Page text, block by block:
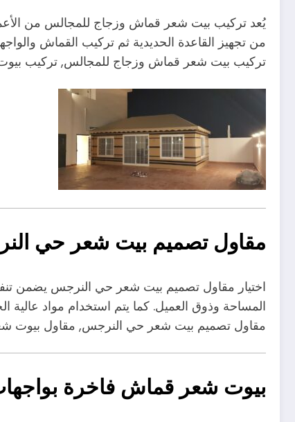
يُعد تركيب بيت شعر قماش وزجاج للمجالس من
من تجهيز القاعدة الحديدية ثم تركيب القماش
تركيب بيت شعر قماش وزجاج للمجالس, تركيب
مقاول تصميم بيت شعر حي
اختيار مقاول تصميم بيت شعر حي النرجس يضمن
المساحة وذوق العميل. كما يتم استخدام مواد عالية
مقاول تصميم بيت شعر حي النرجس, مقاول بيوت
بيوت شعر قماش فاخرة